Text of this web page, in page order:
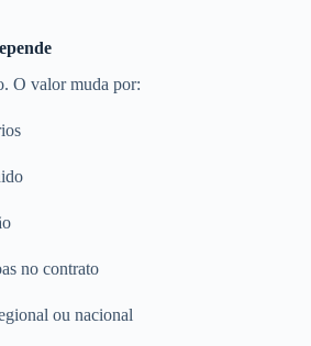
O valor muda por:
no contrato
ou nacional